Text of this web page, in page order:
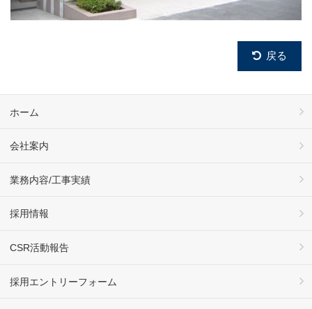
戻る
ホーム
会社案内
業務内容/工事実績
採用情報
CSR活動報告
採用エントリーフォーム